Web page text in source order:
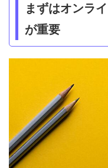
まずはオンラ
が重要